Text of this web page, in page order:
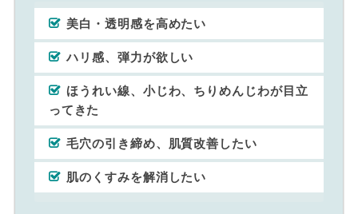
美白・透明感を高めたい
ハリ感、弾力が欲しい
ほうれい線、小じわ、ちりめんじわが目立
ってきた
毛穴の引き締め、肌質改善したい
肌のくすみを解消したい